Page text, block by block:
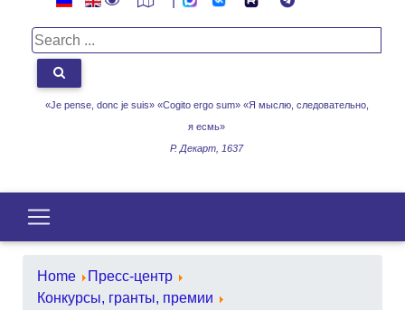
«Je pense, donc je suis» «Cogito ergo sum» «Я мыслю, следовательно,
я есмь»
Р. Декарт, 1637
Home
Пресс-центр
Конкурсы, гранты, премии